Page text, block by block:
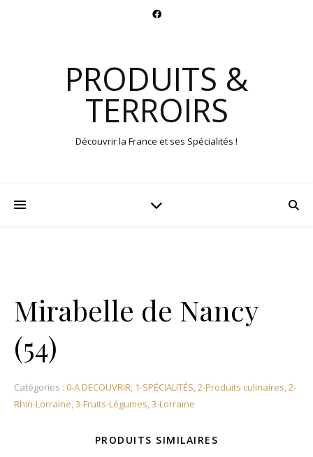
PRODUITS &
TERROIRS
Découvrir la France et ses Spécialités !
Mirabelle de Nancy
(54)
Catégories : 0-A DECOUVRIR, 1-SPÉCIALITÉS,2-Produits culinaires,2-
Rhin-Lorraine,3-Fruits-Légumes,3-Lorraine
PRODUITS SIMILAIRES